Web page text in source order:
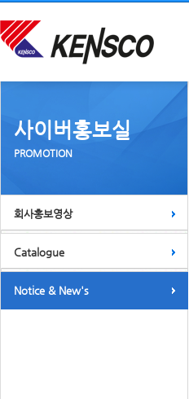
사이버홍보실
PROMOTION
회사홍보영상
Catalogue
Notice & New's